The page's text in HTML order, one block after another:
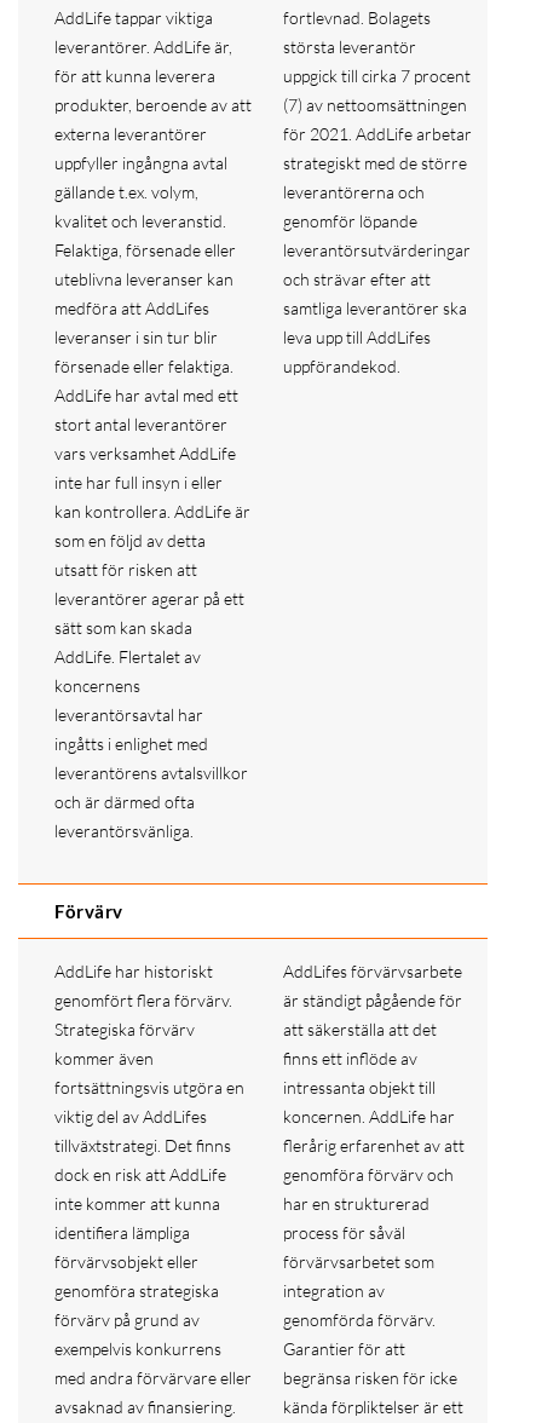
AddLife tappar viktiga
leverantörer. AddLife är,
för att kunna leverera
produkter, beroende av att
externa leverantörer
uppfyller ingångna avtal
gällande t.ex. volym,
kvalitet och leveranstid.
Felaktiga, försenade eller
uteblivna leveranser kan
medföra att AddLifes
leveranser i sin tur blir
försenade eller felaktiga.
AddLife har avtal med ett
stort antal leverantörer
vars verksamhet AddLife
inte har full insyn i eller
kan kontrollera. AddLife är
som en följd av detta
utsatt för risken att
leverantörer agerar på ett
sätt som kan skada
AddLife. Flertalet av
koncernens
leverantörsavtal har
ingåtts i enlighet med
leverantörens avtalsvillkor
och är därmed ofta
leverantörsvänliga.
fortlevnad. Bolagets
största leverantör
uppgick till cirka 7 procent
(7) av nettoomsättningen
för 2021. AddLife arbetar
strategiskt med de större
leverantörerna och
genomför löpande
leverantörsutvärderingar
och strävar efter att
samtliga leverantörer ska
leva upp till AddLifes
uppförandekod.
Förvärv
AddLife har historiskt
genomfört flera förvärv.
Strategiska förvärv
kommer även
fortsättningsvis utgöra en
viktig del av AddLifes
tillväxtstrategi. Det finns
dock en risk att AddLife
inte kommer att kunna
identifiera lämpliga
förvärvsobjekt eller
genomföra strategiska
förvärv på grund av
exempelvis konkurrens
med andra förvärvare eller
avsaknad av finansiering.
AddLifes förvärvsarbete
är ständigt pågående för
att säkerställa att det
finns ett inflöde av
intressanta objekt till
koncernen. AddLife har
flerårig erfarenhet av att
genomföra förvärv och
har en strukturerad
process för såväl
förvärvsarbetet som
integration av
genomförda förvärv.
Garantier för att
begränsa risken för icke
kända förpliktelser är ett